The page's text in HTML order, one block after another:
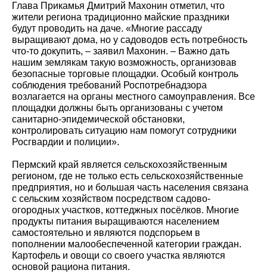
Глава Прикамья Дмитрий Махонин отметил, что
жители региона традиционно майские праздники
будут проводить на даче. «Многие рассаду
выращивают дома, но у садоводов есть потребность
что-то докупить, – заявил Махонин. – Важно дать
нашим землякам такую возможность, организовав
безопасные торговые площадки. Особый контроль
соблюдения требований Роспотребнадзора
возлагается на органы местного самоуправления. Все
площадки должны быть организованы с учетом
санитарно-эпидемической обстановки,
контролировать ситуацию нам помогут сотрудники
Росгвардии и полиции».
Пермский край является сельскохозяйственным
регионом, где не только есть сельскохозяйственные
предприятия, но и большая часть населения связана
с сельским хозяйством посредством садово-
огородных участков, коттеджных посёлков. Многие
продукты питания выращиваются населением
самостоятельно и являются подспорьем в
пополнении малообеспеченной категории граждан.
Картофель и овощи со своего участка являются
основой рациона питания.